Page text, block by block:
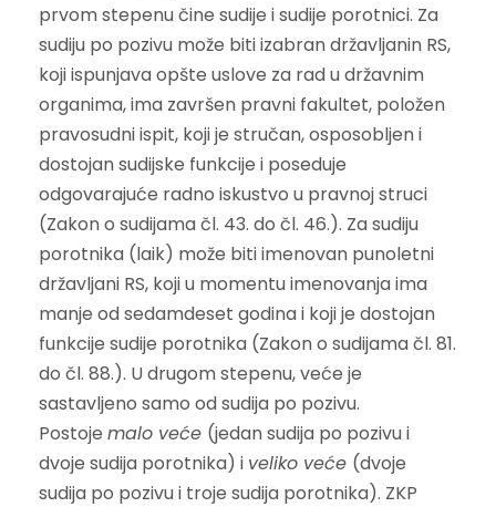
prvom stepenu čine sudije i sudije porotnici. Za
sudiju po pozivu može biti izabran državljanin RS,
koji ispunjava opšte uslove za rad u državnim
organima, ima završen pravni fakultet, položen
pravosudni ispit, koji je stručan, osposobljen i
dostojan sudijske funkcije i poseduje
odgovarajuće radno iskustvo u pravnoj struci
(Zakon o sudijama čl. 43. do čl. 46.). Za sudiju
porotnika (laik) može biti imenovan punoletni
državljani RS, koji u momentu imenovanja ima
manje od sedamdeset godina i koji je dostojan
funkcije sudije porotnika (Zakon o sudijama čl. 81.
do čl. 88.). U drugom stepenu, veće je
sastavljeno samo od sudija po pozivu.
Postoje malo veće (jedan sudija po pozivu i
dvoje sudija porotnika) i veliko veće (dvoje
sudija po pozivu i troje sudija porotnika). ZKP